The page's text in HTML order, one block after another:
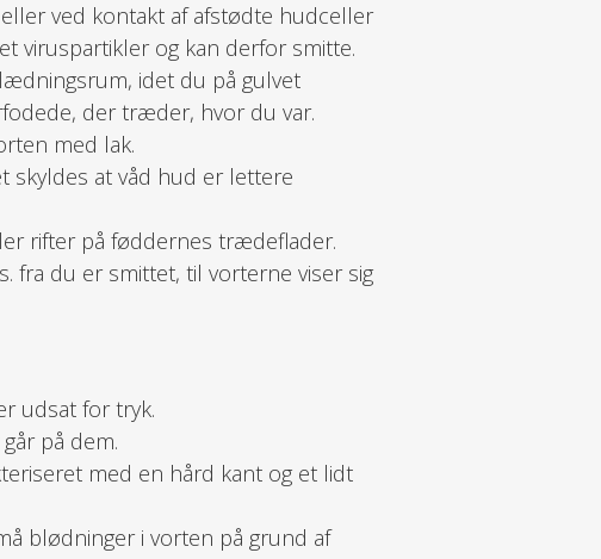
ved kontakt af afstødte hudceller
viruspartikler og kan derfor smitte.
idet du på gulvet
der træder, hvor du var.
med lak.
skyldes at våd hud er lettere
rifter på føddernes trædeflader.
fra du er smittet, til vorterne viser sig
udsat for tryk.
på dem.
med en hård kant og et lidt
blødninger i vorten på grund af